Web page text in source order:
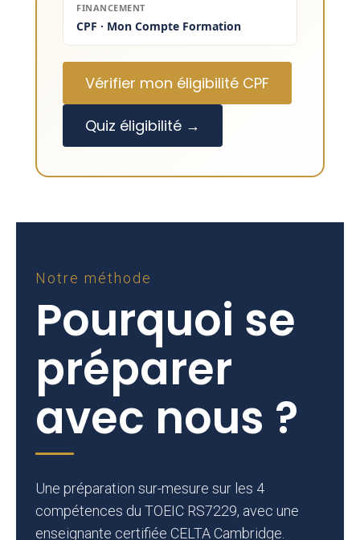
FINANCEMENT
CPF · Mon Compte Formation
Vérifier mon éligibilité CPF
Quiz éligibilité →
Notre méthode
Pourquoi se
préparer
avec nous ?
Une préparation sur-mesure sur les 4
compétences du TOEIC RS7229, avec une
enseignante certifiée CELTA Cambridge.